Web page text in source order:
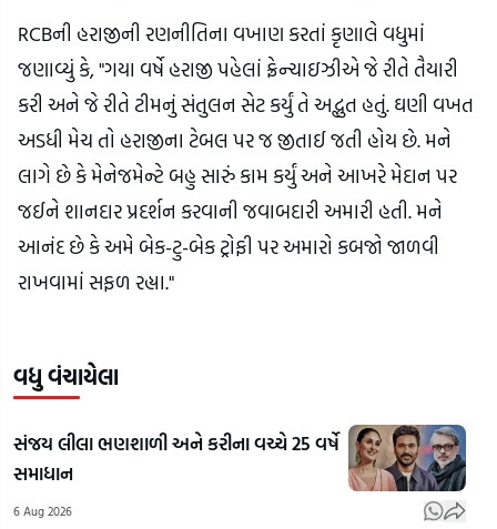
RCBની હરાજીની રણનીતિના વખાણ કરતાં કૃણાલે વધુમાં
જણાવ્યું કે, "ગયા વર્ષે હરાજી પહેલાં ફ્રેન્ચાઇઝીએ જે રીતે તૈયારી
કરી અને જે રીતે ટીમનું સંતુલન સેટ કર્યું તે અદ્ભુત હતું. ઘણી વખત
અડધી મેચ તો હરાજીના ટેબલ પર જ જીતાઈ જતી હોય છે. મને
લાગે છે કે મેનેજમેન્ટે બહુ સારું કામ કર્યું અને આખરે મેદાન પર
જઈને શાનદાર પ્રદર્શન કરવાની જવાબદારી અમારી હતી. મને
આનંદ છે કે અમે બેક-ટુ-બેક ટ્રોફી પર અમારો કબજો જાળવી
રાખવામાં સફળ રહ્યા."
વધુ વંચાયેલા
સંજય લીલા ભણશાળી અને કરીના વચ્ચે 25 વર્ષે
સમાધાન
6 Aug 2026